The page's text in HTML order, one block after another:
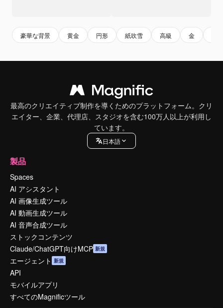
豪華な背景 黄金 円形 紙吹雪 高級 金
最高のクリエイティブ制作を導くためのプラットフォーム。クリ
エイター、企業、代理店、スタジオを含む100万人以上が利用し
ています。
日本語
製品
Spaces
AI アシスタント
AI 画像生成ツール
AI 動画生成ツール
AI 音声合成ツール
ストックコンテンツ
Claude/ChatGPT向けMCP 新規
エージェント 新規
API
モバイルアプリ
すべてのMagnificツール